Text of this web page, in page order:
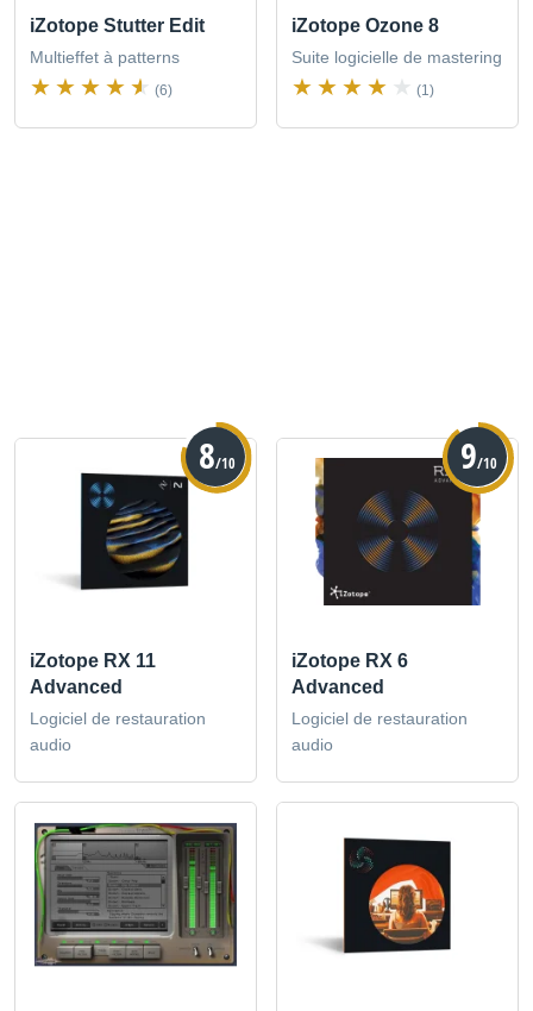
iZotope Stutter Edit
Multieffet à patterns
(6)
iZotope Ozone 8
Suite logicielle de mastering
(1)
8/10
iZotope RX 11
Advanced
Logiciel de restauration
audio
9/10
iZotope RX 6
Advanced
Logiciel de restauration
audio